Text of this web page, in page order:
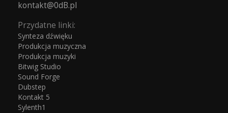
kontakt@0dB.pl
Przydatne linki:
Synteza dźwięku
Produkcja muzyczna
Produkcja muzyki
Bitwig Studio
Sound Forge
Dubstep
Kontakt 5
Sylenth1